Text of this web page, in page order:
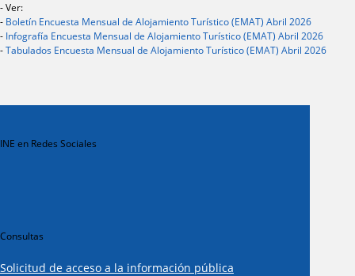
- Ver:
- Boletín Encuesta Mensual de Alojamiento Turístico (EMAT) Abril 2026
- Infografía Encuesta Mensual de Alojamiento Turístico (EMAT) Abril 2026
-Tabulados Encuesta Mensual de Alojamiento Turístico (EMAT) Abril 2026
INE en Redes Sociales
Consultas
Solicitud de acceso a la información pública